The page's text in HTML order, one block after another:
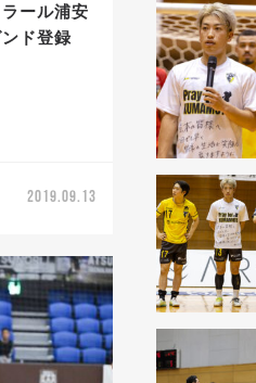
ール浦安
ド登録
2019.09.13